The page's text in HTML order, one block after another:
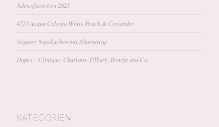
Jahresfavoriten 2025
4711 Acqua Colonia White Peach & Coriander
Veganer Nusskuchen mit Ahornsirup
Dupes – Clinique, Charlotte Tilbury, Benefit und Co.
KATEGORIEN